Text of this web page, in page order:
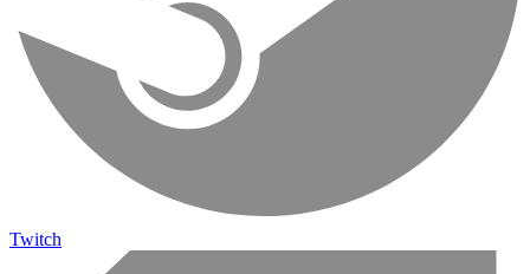
Twitch